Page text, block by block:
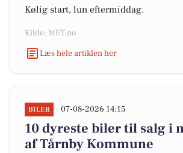
Kølig start, lun eftermiddag.
Kilde: MET.no
Læs hele artiklen her
BILER 07-08-2026 14:15
10 dyreste biler til salg i
af Tårnby Kommune